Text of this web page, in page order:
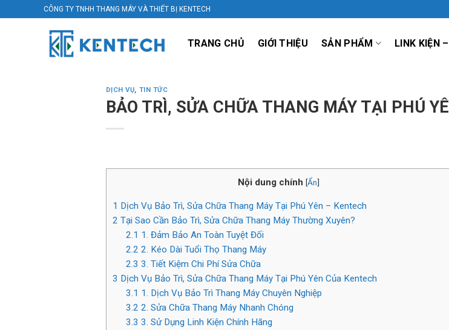
CÔNG TY TNHH THANG MÁY VÀ THIẾT BỊ KENTECH
TRANG CHỦ GIỚI THIỆU SẢN PHẨM LINK KIỆN
DỊCH VỤ, TIN TỨC
BẢO TRÌ, SỬA CHỮA THANG MÁY TẠI PHÚ
Nội dung chính [Ẩn]
1 Dịch Vụ Bảo Trì, Sửa Chữa Thang Máy Tại Phú Yên – Kentech
2 Tại Sao Cần Bảo Trì, Sửa Chữa Thang Máy Thường Xuyên?
2.1 1. Đảm Bảo An Toàn Tuyệt Đối
2.2 2. Kéo Dài Tuổi Thọ Thang Máy
2.3 3. Tiết Kiệm Chi Phí Sửa Chữa
3 Dịch Vụ Bảo Trì, Sửa Chữa Thang Máy Tại Phú Yên Của Kentech
3.1 1. Dịch Vụ Bảo Trì Thang Máy Chuyên Nghiệp
3.2 2. Sửa Chữa Thang Máy Nhanh Chóng
3.3 3. Sử Dụng Linh Kiện Chính Hãng